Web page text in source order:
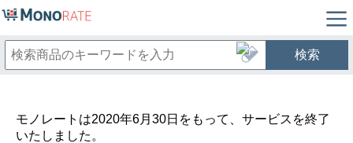
検索
モノレートは2020年6月30日をもって、サービスを終了
いたしました。